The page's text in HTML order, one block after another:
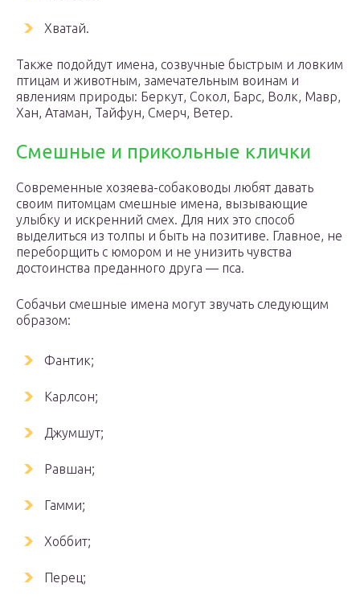
Хватай.
Также подойдут имена, созвучные быстрым и ловким
птицам и животным, замечательным воинам и
явлениям природы: Беркут, Сокол, Барс, Волк, Мавр,
Хан, Атаман, Тайфун, Смерч, Ветер.
Смешные и прикольные клички
Современные хозяева-собаководы любят давать
своим питомцам смешные имена, вызывающие
улыбку и искренний смех. Для них это способ
выделиться из толпы и быть на позитиве. Главное, не
переборщить с юмором и не унизить чувства
достоинства преданного друга — пса.
Собачьи смешные имена могут звучать следующим
образом:
Фантик;
Карлсон;
Джумшут;
Равшан;
Гамми;
Хоббит;
Перец;